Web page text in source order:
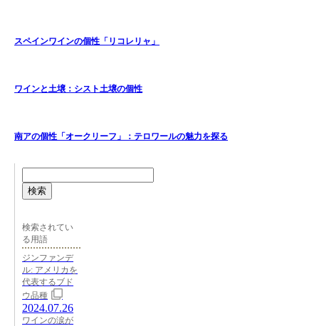
スペインワインの個性「リコレリャ」
ワインと土壌：シスト土壌の個性
南アの個性「オークリーフ」：テロワールの魅力を探る
検索
検索されてい
る用語
ジンファンデ
ル: アメリカを
代表するブド
ウ品種
2024.07.26
ワインの涙が